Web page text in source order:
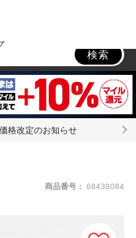
検索
格改定のお知らせ
商品番号： 68438084